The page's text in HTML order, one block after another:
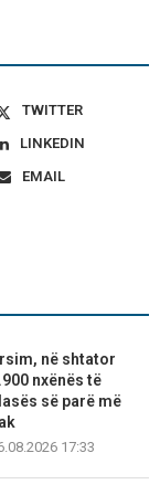
TWITTER
LINKEDIN
EMAIL
në shtator
nxënës të
së parë më
17:33